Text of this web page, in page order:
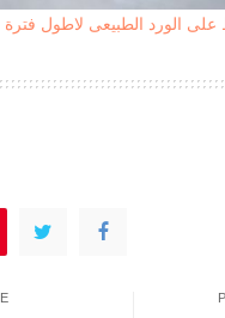
الورد الطبيعى لاطول